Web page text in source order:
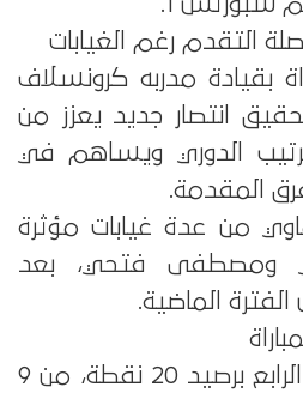
التقدم رغم الغيابات
بقيادة مدربه كرونسلاف
انتصار جديد يعزز من
الدوري ويساهم في
المقدمة.
من عدة غيابات مؤثرة
ومصطفى فتحي، بعد
الماضية.
بيراميدز يحتل المركز الرابع برصيد 20 نقطة، من 9